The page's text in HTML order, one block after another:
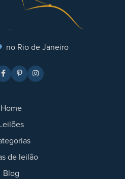
no Rio de Janeiro
Home
de leilão
Blog